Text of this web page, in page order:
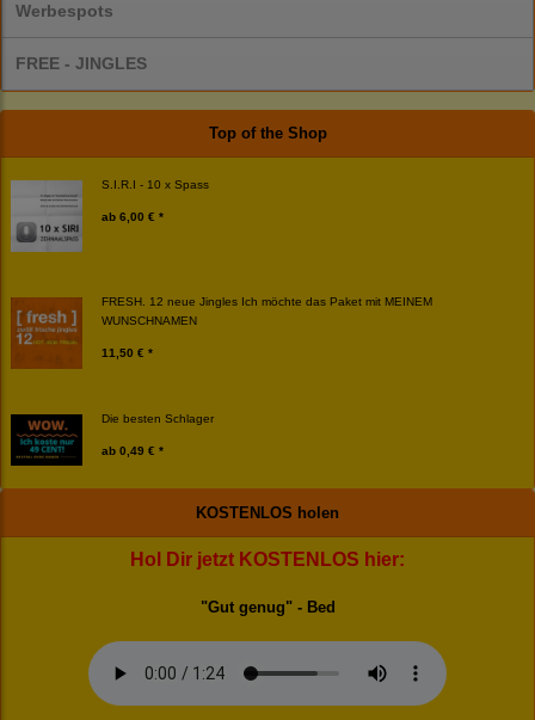
Werbespots
FREE - JINGLES
Top of the Shop
S.I.R.I - 10 x Spass
ab 6,00 € *
FRESH. 12 neue Jingles Ich möchte das Paket mit MEINEM
WUNSCHNAMEN
11,50 € *
Die besten Schlager
ab 0,49 € *
KOSTENLOS holen
Hol Dir jetzt KOSTENLOS hier:
"Gut genug" - Bed